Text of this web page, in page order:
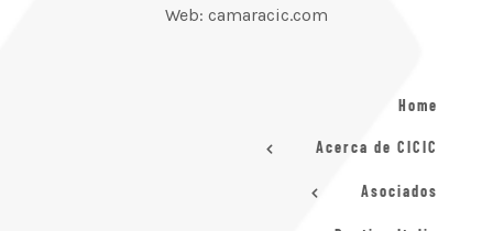
Web: camaracic.com
Home
Acerca de CICIC
Asociados